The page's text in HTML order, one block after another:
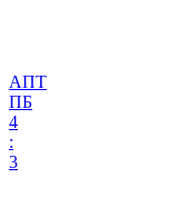
АПТ
ПБ
4
:
3